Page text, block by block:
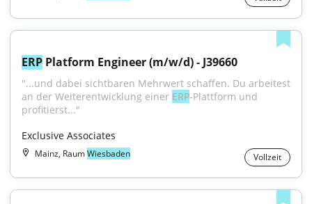
ERP Platform Engineer (m/w/d) - J39660
"...und dabei sichtbaren Mehrwert schaffen. Du arbeitest
an der Weiterentwicklung einer ERP-Plattform und
profitierst..."
Exclusive Associates
Mainz, RaumWiesbaden Vollzeit